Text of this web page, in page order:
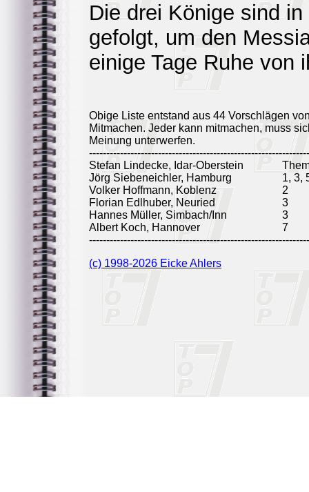
Die drei Könige sind
gefolgt, um den
einige Tage Ruhe von
Obige Liste entstand aus 44 Vorschlägen
Mitmachen. Jeder kann mitmachen, muss
Meinung unterwerfen.
Stefan Lindecke, Idar-Oberstein
Jörg Siebeneichler, Hamburg
1, 3,
Volker Hoffmann, Koblenz
2
Florian Edlhuber, Neuried
3
Hannes Müller, Simbach/Inn
3
Albert Koch, Hannover
7
(c) 1998-2026 Eicke Ahlers